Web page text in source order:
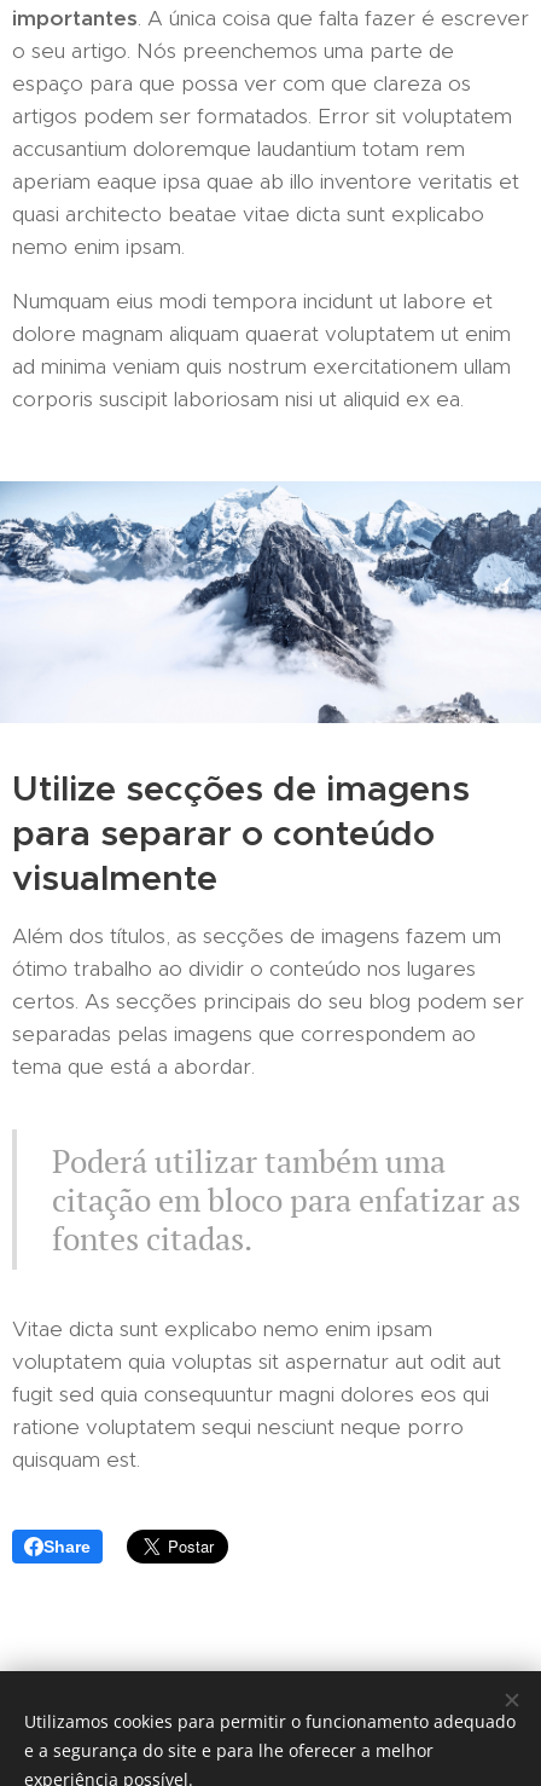
importantes. A única coisa que falta fazer é escrever
o seu artigo. Nós preenchemos uma parte de
espaço para que possa ver com que clareza os
artigos podem ser formatados. Error sit voluptatem
accusantium doloremque laudantium totam rem
aperiam eaque ipsa quae ab illo inventore veritatis et
quasi architecto beatae vitae dicta sunt explicabo
nemo enim ipsam.
Numquam eius modi tempora incidunt ut labore et
dolore magnam aliquam quaerat voluptatem ut enim
ad minima veniam quis nostrum exercitationem ullam
corporis suscipit laboriosam nisi ut aliquid ex ea.
Utilize secções de imagens
para separar o conteúdo
visualmente
Além dos títulos, as secções de imagens fazem um
ótimo trabalho ao dividir o conteúdo nos lugares
certos. As secções principais do seu blog podem ser
separadas pelas imagens que correspondem ao
tema que está a abordar.
Poderá utilizar também uma
citação em bloco para enfatizar as
fontes citadas.
Vitae dicta sunt explicabo nemo enim ipsam
voluptatem quia voluptas sit aspernatur aut odit aut
fugit sed quia consequuntur magni dolores eos qui
ratione voluptatem sequi nesciunt neque porro
quisquam est.
Share
EBR - Ar Condicionado Lda. Dorilia Carmona nº1 - r/c Dto.
Utilizamos cookies para permitir o funcionamento adequado
e a segurança do site e para lhe oferecer a melhor
experiência possível.